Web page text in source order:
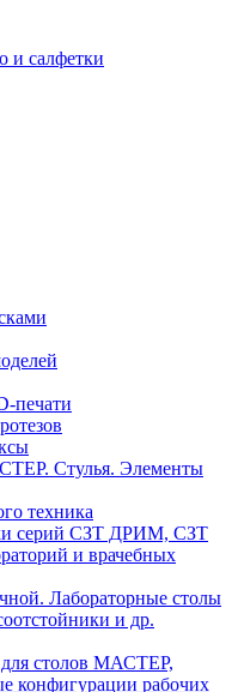
и салфетки
печати
Стулья. Элементы
техника
серий СЗТ ДРИМ, СЗТ
и врачебных
Лабораторные столы
и др.
столов МАСТЕР,
рабочих